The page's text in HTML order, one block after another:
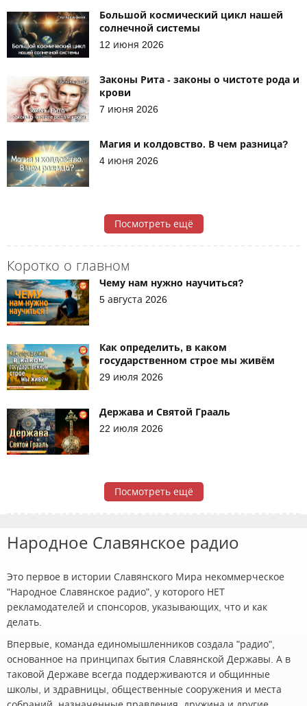
Коротко о главном
Чему нам нужно научиться?
5 августа 2026
Как определить, в каком
государственном строе мы живём
29 июля 2026
Держава и Святой Грааль
22 июля 2026
Посмотреть ещё
Большой космический цикл нашей
солнечной системы
12 июня 2026
Законы Рита - законы о чистоте рода и
крови
7 июня 2026
Магия и колдовство. В чем разница?
4 июня 2026
Посмотреть ещё
Народное Славянское радио
Это первое в истории Славянского Мира некоммерческое
"Народное Славянское радио", у которого НЕТ
рекламодателей и спонсоров, указывающих, что и как
делать.
Впервые, команда единомышленников создала "радио",
основанное на принципах бытия Славянской Державы. А в
таковой Державе всегда поддерживаются и общинные
школы, и здравницы, общественные сооружения и места